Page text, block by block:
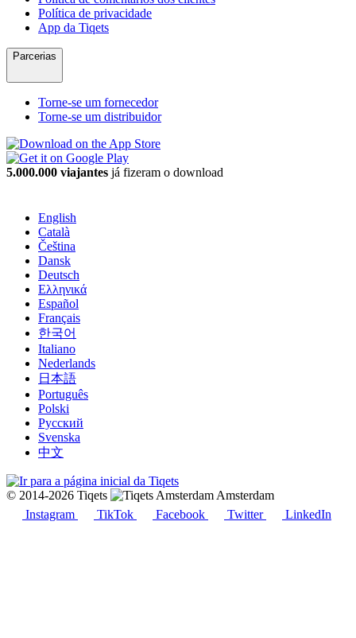
Política de privacidade
App da Tiqets
Parcerias
Torne-se um fornecedor
Torne-se um distribuidor
5.000.000 viajantes já fizeram o download
English
Català
Čeština
Dansk
Deutsch
Ελληνικά
Español
Français
한국어
Italiano
Nederlands
日本語
Português
Polski
Русский
Svenska
中文
© 2014-2026 Tiqets
Amsterdam
Instagram
TikTok Facebook Twitter LinkedIn